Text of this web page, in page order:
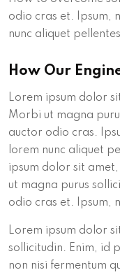
odio cras et. Ipsum,
nunc aliquet
How Our
Lorem ipsum dolor
Morbi ut magna
auctor odio cras.
lorem nunc aliquet
ipsum dolor sit
ut magna purus
odio cras et. Ipsum,
Lorem ipsum dolor
sollicitudin. Enim, id
non nisi fermentum